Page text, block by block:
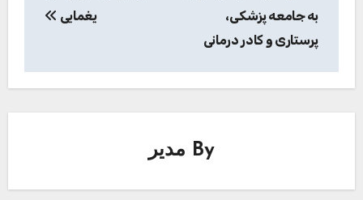
به جامعه پزشکی،
پرستاری و کادر درمانی
یغمایی
By مدیر